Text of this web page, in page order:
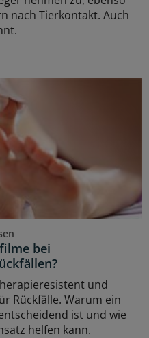
nach Tierkontakt. Auch
bei
und
Rückfälle. Warum ein
ist und wie
helfen kann.